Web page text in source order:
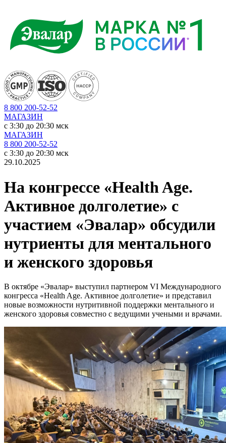
8 800 200-52-52
МАГАЗИН
c 3:30 до 20:30 мск
МАГАЗИН
8 800 200-52-52
c 3:30 до 20:30 мск
29.10.2025
На конгрессе «Health Age.
Активное долголетие» с
участием «Эвалар» обсудили
нутриенты для ментального
и женского здоровья
В октябре «Эвалар» выступил партнером VI Международного
конгресса «Health Age. Активное долголетие» и представил
новые возможности нутритивной поддержки ментального и
женского здоровья совместно с ведущими учеными и врачами.